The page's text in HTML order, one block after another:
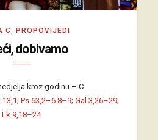
C ,PROPOVIJEDI
dobivamo
kroz godinu – C
Ps 63,2–6.8–9; Gal 3,26–29;
Lk 9,18–24